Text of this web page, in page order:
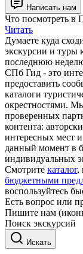
Написать нам
Что посмотреть в
Читать
Думаете куда
экскурсии и туры
последнюю
СПб Гид - это
предоставить
каталоги
окрестностями.
проверенных
контента:
интересных мест
данный момент в
индивидуальных
Смотрите каталог,
бюджетными
воспользуйтесь
Есть вопрос или
Пишите нам
Поиск экскурсий
Искать